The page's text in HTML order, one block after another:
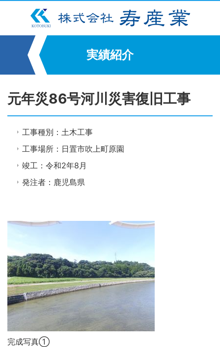
実績紹介
元年災86号河川災害復旧工事
工事種別：土木工事
工事場所：日置市吹上町原園
竣工：令和2年8月
発注者：鹿児島県
完成写真①